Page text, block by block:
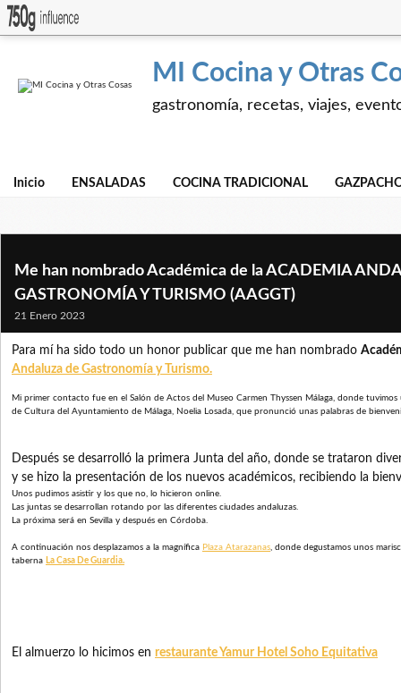
MI Cocina y Otras
gastronomía, recetas, viajes,
Inicio ENSALADAS COCINA TRADICIONAL
Me han nombrado Académica de la ACADEMIA
GASTRONOMÍA Y TURISMO (AAGGT)
21 Enero 2023
Para mí ha sido todo un honor publicar que me han nombrado
Andaluza de Gastronomía y Turismo.
Mi primer contacto fue en el Salón de Actos del Museo Carmen Thyssen Málaga, donde tuvimos
de Cultura del Ayuntamiento de Málaga, Noelia Losada, que pronunció unas palabras de
Después se desarrolló la primera Junta del año, donde se trataron
y se hizo la presentación de los nuevos académicos, recibiendo la
Unos pudimos asistir y los que no, lo hicieron online.
Las juntas se desarrollan rotando por las diferentes ciudades andaluzas.
La próxima será en Sevilla y después en Córdoba.
A continuación nos desplazamos a la magnífica Plaza Atarazanas, donde degustamos unos
taberna La Casa De Guardia.
El almuerzo lo hicimos en restaurante Yamur Hotel Soho Equitativa